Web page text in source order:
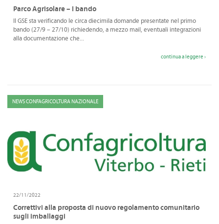
Parco Agrisolare – I bando
Il GSE sta verificando le circa diecimila domande presentate nel primo
bando (27/9 – 27/10) richiedendo, a mezzo mail, eventuali integrazioni
alla documentazione che...
continua a leggere ›
NEWS CONFAGRICOLTURA NAZIONALE
22/11/2022
Correttivi alla proposta di nuovo regolamento comunitario
sugli imballaggi